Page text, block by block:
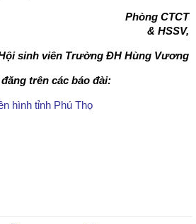
CTCT
& HSSV,
sinh viên Trường ĐH Hùng Vương
trên các báo đài:
hình tỉnh Phú Thọ